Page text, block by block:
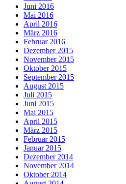
Juni 2016
Mai 2016
April 2016
März 2016
Februar 2016
Dezember 2015
November 2015
Oktober 2015
September 2015
August 2015
Juli 2015
Juni 2015
Mai 2015
April 2015
März 2015
Februar 2015
Januar 2015
Dezember 2014
November 2014
Oktober 2014